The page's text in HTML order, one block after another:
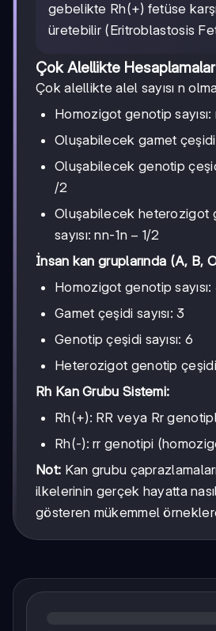
gebelikte Rh(+) fetüse
üretebilir (Eritroblastosis
Çok Alellikte Hesaplamalar
Çok alellikte alel sayısı n
Homozigot genotip sayısı:
Oluşabilecek gamet çeşidi
Oluşabilecek genotip
/2
Oluşabilecek heterozigot
sayısı: nn-1n − 1/2
İnsan kan gruplarında (A, B,
Homozigot genotip sayısı:
Gamet çeşidi sayısı: 3
Genotip çeşidi sayısı: 6
Heterozigot genotip çeşidi
Rh Kan Grubu Sistemi:
Rh(+): RR veya Rr
Rh(-): rr genotipi
Not: Kan grubu
ilkelerinin gerçek hayatta nasıl
gösteren mükemmel